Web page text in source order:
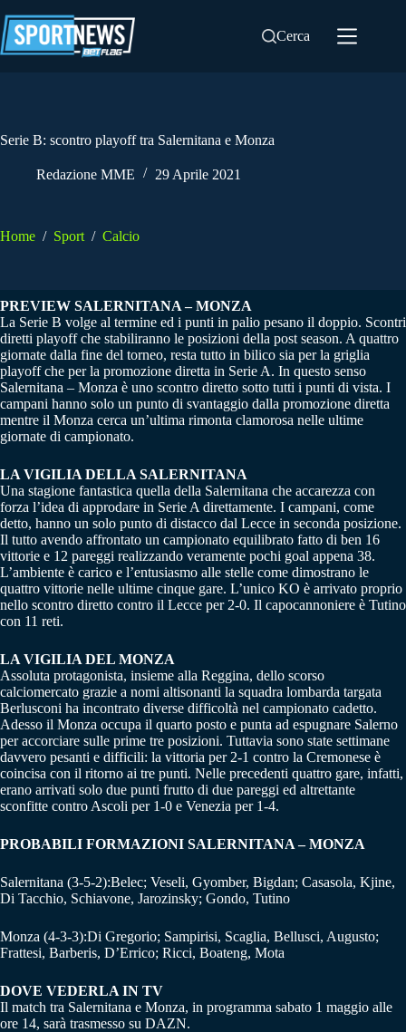
al
contenuto
Cerca
Serie B: scontro playoff tra Salernitana e Monza
Redazione MME 29 Aprile 2021
Home / Sport / Calcio
PREVIEW SALERNITANA – MONZA
La Serie B volge al termine ed i punti in palio pesano il doppio. Scontri
diretti playoff che stabiliranno le posizioni della post season. A quattro
giornate dalla fine del torneo, resta tutto in bilico sia per la griglia
playoff che per la promozione diretta in Serie A. In questo senso
Salernitana – Monza è uno scontro diretto sotto tutti i punti di vista. I
campani hanno solo un punto di svantaggio dalla promozione diretta
mentre il Monza cerca un’ultima rimonta clamorosa nelle ultime
giornate di campionato.
LA VIGILIA DELLA SALERNITANA
Una stagione fantastica quella della Salernitana che accarezza con
forza l’idea di approdare in Serie A direttamente. I campani, come
detto, hanno un solo punto di distacco dal Lecce in seconda posizione.
Il tutto avendo affrontato un campionato equilibrato fatto di ben 16
vittorie e 12 pareggi realizzando veramente pochi goal appena 38.
L’ambiente è carico e l’entusiasmo alle stelle come dimostrano le
quattro vittorie nelle ultime cinque gare. L’unico KO è arrivato proprio
nello scontro diretto contro il Lecce per 2-0. Il capocannoniere è Tutino
con 11 reti.
LA VIGILIA DEL MONZA
Assoluta protagonista, insieme alla Reggina, dello scorso
calciomercato grazie a nomi altisonanti la squadra lombarda targata
Berlusconi ha incontrato diverse difficoltà nel campionato cadetto.
Adesso il Monza occupa il quarto posto e punta ad espugnare Salerno
per accorciare sulle prime tre posizioni. Tuttavia sono state settimane
davvero pesanti e difficili: la vittoria per 2-1 contro la Cremonese è
coincisa con il ritorno ai tre punti. Nelle precedenti quattro gare, infatti,
erano arrivati solo due punti frutto di due pareggi ed altrettante
sconfitte contro Ascoli per 1-0 e Venezia per 1-4.
PROBABILI FORMAZIONI SALERNITANA – MONZA
Salernitana (3-5-2):Belec; Veseli, Gyomber, Bigdan; Casasola, Kjine,
Di Tacchio, Schiavone, Jarozinsky; Gondo, Tutino
Monza (4-3-3):Di Gregorio; Sampirisi, Scaglia, Bellusci, Augusto;
Frattesi, Barberis, D’Errico; Ricci, Boateng, Mota
DOVE VEDERLA IN TV
Il match tra Salernitana e Monza, in programma sabato 1 maggio alle
ore 14, sarà trasmesso su DAZN.